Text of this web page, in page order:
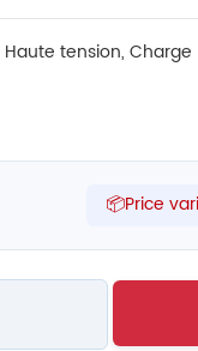
Haute tension, Charge
📦Price